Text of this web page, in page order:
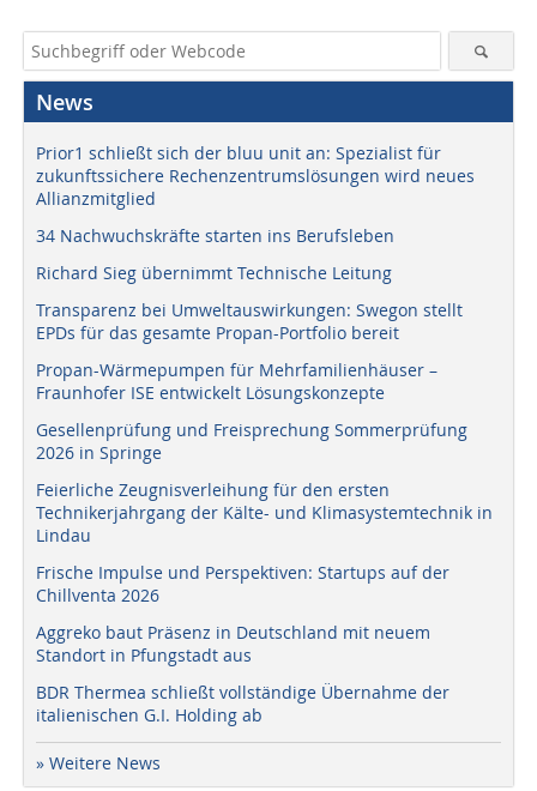
News
Prior1 schließt sich der bluu unit an: Spezialist für
zukunftssichere Rechenzentrumslösungen wird neues
Allianzmitglied
34 Nachwuchskräfte starten ins Berufsleben
Richard Sieg übernimmt Technische Leitung
Transparenz bei Umweltauswirkungen: Swegon stellt
EPDs für das gesamte Propan-Portfolio bereit
Propan-Wärmepumpen für Mehrfamilienhäuser –
Fraunhofer ISE entwickelt Lösungskonzepte
Gesellenprüfung und Freisprechung Sommerprüfung
2026 in Springe
Feierliche Zeugnisverleihung für den ersten
Technikerjahrgang der Kälte- und Klimasystemtechnik in
Lindau
Frische Impulse und Perspektiven: Startups auf der
Chillventa 2026
Aggreko baut Präsenz in Deutschland mit neuem
Standort in Pfungstadt aus
BDR Thermea schließt vollständige Übernahme der
italienischen G.I. Holding ab
» Weitere News